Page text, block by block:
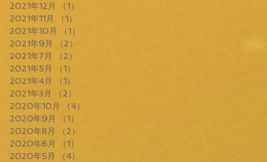
2021年12月
（1）
2021年11月
（1）
2021年10月
（1）
2021年9月
（2）
2021年7月
（2）
2021年5月
（1）
2021年4月
（1）
2021年3月
（2）
2020年10月
（4）
2020年9月
（1）
2020年8月
（2）
2020年6月
（1）
2020年5月
（4）